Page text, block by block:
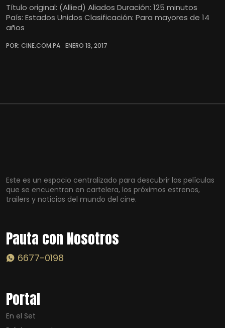
Título original: (Allied) Aliados Duración: 125 minutos
País: Estados Unidos Clasificación: Para mayores de 14
años
POR: CINE.COM.PA ENERO 13, 2017
Este es un espacio centralizado para descubrir las películas
que se encuentran en cartelera, los próximos estrenos,
trailers y noticias del mundo del cine.
Pauta con Nosotros
6677-0198
Portal
En el Set